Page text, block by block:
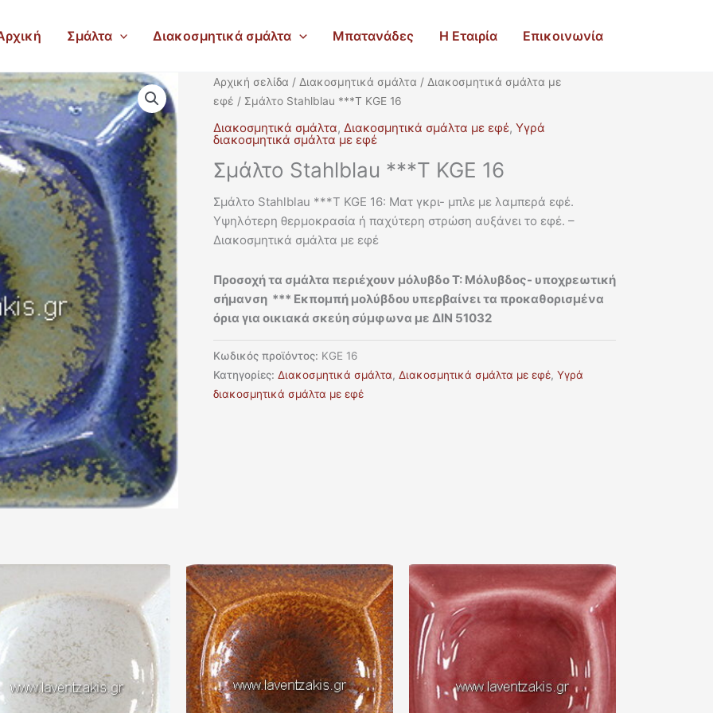
Σμάλτα Διακοσμητικά σμάλτα Μπατανάδες Η Εταιρία Επικοινωνία
Αρχική σελίδα / Διακοσμητικά σμάλτα / Διακοσμητικά σμάλτα με
εφέ / Σμάλτο Stahlblau ***T KGE 16
Διακοσμητικά σμάλτα, Διακοσμητικά σμάλτα με εφέ, Υγρά
διακοσμητικά σμάλτα με εφέ
Σμάλτο Stahlblau ***T KGE 16
Σμάλτο Stahlblau ***T KGE 16: Ματ γκρι- μπλε με λαμπερά εφέ.
Υψηλότερη θερμοκρασία ή παχύτερη στρώση αυξάνει το εφέ. –
Διακοσμητικά σμάλτα με εφέ
Προσοχή τα σμάλτα περιέχουν μόλυβδο T: Μόλυβδος- υποχρεωτική
σήμανση *** Εκπομπή μολύβδου υπερβαίνει τα προκαθορισμένα
όρια για οικιακά σκεύη σύμφωνα με ΔΙΝ 51032
Κωδικός προϊόντος: KGE 16
Κατηγορίες: Διακοσμητικά σμάλτα, Διακοσμητικά σμάλτα με εφέ, Υγρά
διακοσμητικά σμάλτα με εφέ